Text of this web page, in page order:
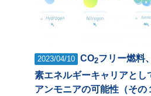
2023/04/10 CO2フリー燃料
素エネルギーキャリアとし
アンモニアの可能性（その